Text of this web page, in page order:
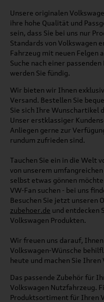
Unsere originalen
ihre hohe Qualität und
sein, dass Sie bei uns nur
Standards von Volkswagen
Fahrzeug mit neuen Felgen
Suche nach einer
werden Sie fündig.
Wir bieten wir Ihnen
Versand. Bestellen Sie
Sie sich Ihre Wunschartikel
Unser erstklassiger
Anliegen gerne zur
rundum zufrieden sind.
Tauchen Sie ein in die Welt
von unserem
selbst etwas gönnen
VW-Fan suchen - bei uns
Besuchen Sie jetzt unseren
zubehoer.de und entdecken
Volkswagen Produkten.
Wir freuen uns darauf,
Volkswagen-Wünsche
heute und machen Sie Ihren
Das passende Zubehör für
Volkswagen Nutzfahrzeug.
Produktsortiment für Ihren